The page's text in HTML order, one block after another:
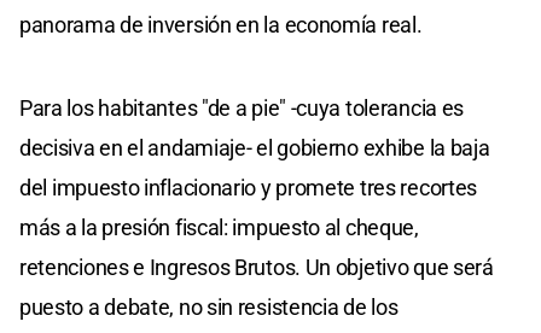
panorama de inversión en la economía real.
Para los habitantes "de a pie" -cuya tolerancia es
decisiva en el andamiaje- el gobierno exhibe la baja
del impuesto inflacionario y promete tres recortes
más a la presión fiscal: impuesto al cheque,
retenciones e Ingresos Brutos. Un objetivo que será
puesto a debate, no sin resistencia de los